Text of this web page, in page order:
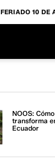
FERIADO 10 DE
NOOS:
transforma
Ecuador